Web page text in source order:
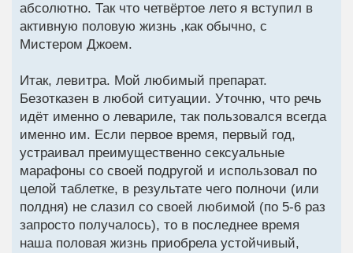
абсолютно. Так что четвёртое лето я вступил в
активную половую жизнь ,как обычно, с
Мистером Джоем.
Итак, левитра. Мой любимый препарат.
Безотказен в любой ситуации. Уточню, что речь
идёт именно о левариле, так пользовался всегда
именно им. Если первое время, первый год,
устраивал преимущественно сексуальные
марафоны со своей подругой и использовал по
целой таблетке, в результате чего полночи (или
полдня) не слазил со своей любимой (по 5-6 раз
запросто получалось), то в последнее время
наша половая жизнь приобрела устойчивый,